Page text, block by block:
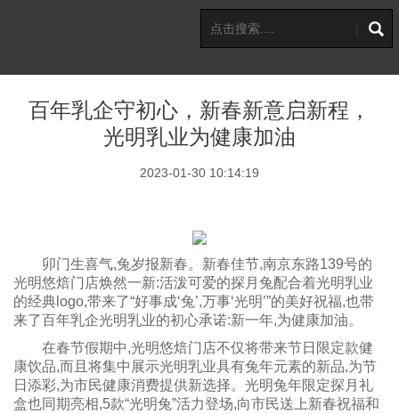
百年乳企守初心，新春新意启新程，
光明乳业为健康加油
2023-01-30 10:14:19
卯门生喜气,兔岁报新春。新春佳节,南京东路139号的
光明悠焙门店焕然一新:活泼可爱的探月兔配合着光明乳业
的经典logo,带来了“好事成‘兔’,万事‘光明’”的美好祝福,也带
来了百年乳企光明乳业的初心承诺:新一年,为健康加油。
在春节假期中,光明悠焙门店不仅将带来节日限定款健
康饮品,而且将集中展示光明乳业具有兔年元素的新品,为节
日添彩,为市民健康消费提供新选择。光明兔年限定探月礼
盒也同期亮相,5款“光明兔”活力登场,向市民送上新春祝福和